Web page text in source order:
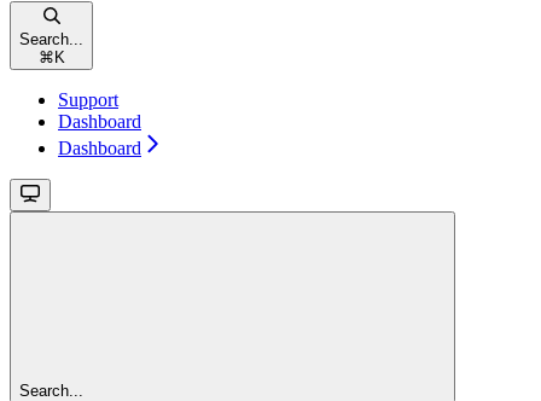
Search...
⌘ K
Support
Dashboard
Dashboard
Search...